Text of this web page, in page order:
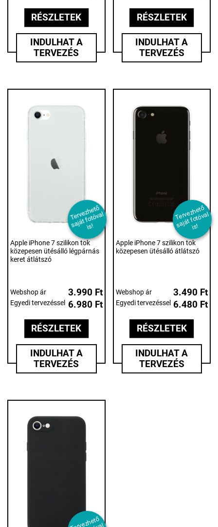
RÉSZLETEK
INDULHAT A
TERVEZÉS
RÉSZLETEK
INDULHAT A
TERVEZÉS
T
er
v
e
z
h
et
ő
s
aj
át f
ot
ó
v
al
i
s!
Apple iPhone 7 szilikon tok
közepesen ütésálló légpárnás
keret átlátszó
Webshop ár 3.990 Ft
Egyedi tervezéssel 6.980 Ft
RÉSZLETEK
INDULHAT A
TERVEZÉS
T
er
v
e
z
h
et
ő
s
aj
át f
ot
ó
v
al
i
s!
Apple iPhone 7 szilikon tok
közepesen ütésálló átlátszó
Webshop ár 3.490 Ft
Egyedi tervezéssel 6.480 Ft
RÉSZLETEK
INDULHAT A
TERVEZÉS
T
er
e
z
h
et
ő
s
aj
át f
ot
ó
v
i